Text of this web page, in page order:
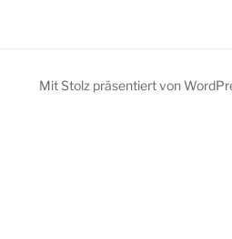
Mit Stolz präsentiert von